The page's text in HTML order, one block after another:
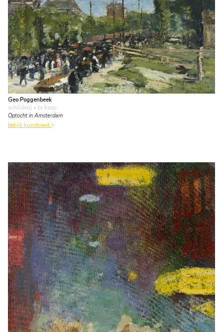
Geo Poggenbeek
schilderij • te koop
Optocht in Amsterdam
bekijk kunstwerk